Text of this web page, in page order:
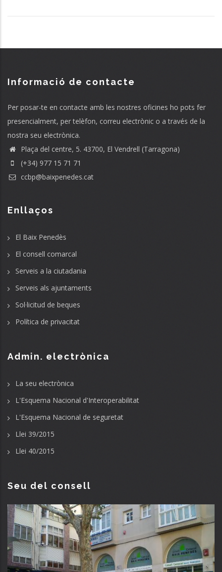
Informació de contacte
Per posar-te en contacte amb les nostres oficines ho pots fer
presencialment, per telèfon, correu electrònic o a través de la
nostra seu electrònica.
Plaça del centre, 5. 43700, El Vendrell (Tarragona)
(+34) 977 15 71 71
ccbp@baixpenedes.cat
Enllaços
El Baix Penedès
El consell comarcal
Serveis a la ciutadania
Serveis als ajuntaments
Sol·licitud de beques
Política de privacitat
Admin. electrònica
La seu electrònica
L'Esquema Nacional d'Interoperabilitat
L'Esquema Nacional de seguretat
Llei 39/2015
Llei 40/2015
Seu del consell